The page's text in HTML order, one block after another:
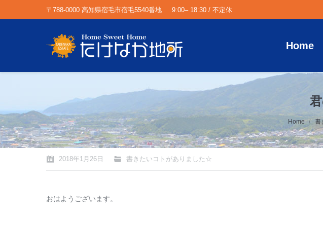
〒788-0000 高知県宿毛市宿毛5540番地 9:00– 18:30 / 不定休
Home
You are here: Home 書
2018年1月26日 書きたいコトがありました☆
おはようございます。